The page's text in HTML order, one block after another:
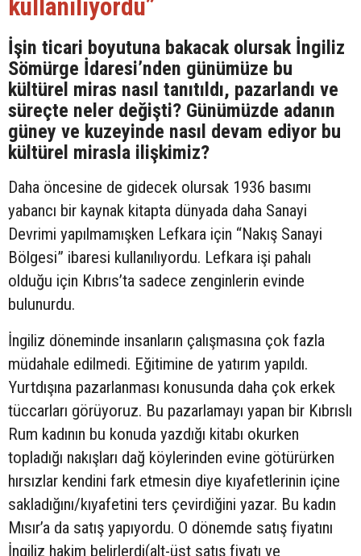
kullanılıyordu”
İşin ticari boyutuna bakacak olursak İngiliz
Sömürge İdaresi’nden günümüze bu
kültürel miras nasıl tanıtıldı, pazarlandı ve
süreçte neler değişti? Günümüzde adanın
güney ve kuzeyinde nasıl devam ediyor bu
kültürel mirasla ilişkimiz?
Daha öncesine de gidecek olursak 1936 basımı
yabancı bir kaynak kitapta dünyada daha Sanayi
Devrimi yapılmamışken Lefkara için “Nakış Sanayi
Bölgesi” ibaresi kullanılıyordu. Lefkara işi pahalı
olduğu için Kıbrıs’ta sadece zenginlerin evinde
bulunurdu.
İngiliz döneminde insanların çalışmasına çok fazla
müdahale edilmedi. Eğitimine de yatırım yapıldı.
Yurtdışına pazarlanması konusunda daha çok erkek
tüccarları görüyoruz. Bu pazarlamayı yapan bir Kıbrıslı
Rum kadının bu konuda yazdığı kitabı okurken
topladığı nakışları dağ köylerinden evine götürürken
hırsızlar kendini fark etmesin diye kıyafetlerinin içine
sakladığını/kıyafetini ters çevirdiğini yazar. Bu kadın
Mısır’a da satış yapıyordu. O dönemde satış fiyatını
İngiliz hakim belirlerdi(alt-üst satış fiyatı ve